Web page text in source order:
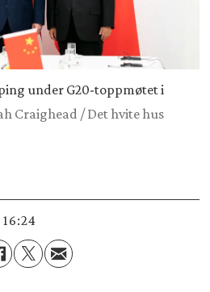
under G20-toppmøtet i
Craighead / Det hvite hus
16:24